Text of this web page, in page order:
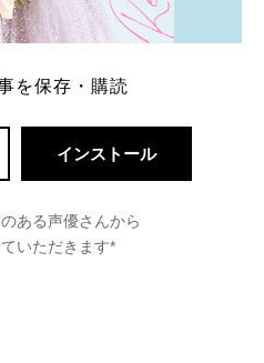
を保存・購読
インストール
ある声優さんから
いただきます*